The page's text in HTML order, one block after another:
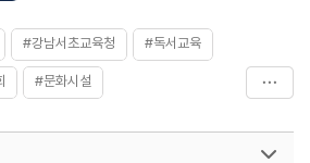
#강남서초교육청 #독서교육
#문화시설